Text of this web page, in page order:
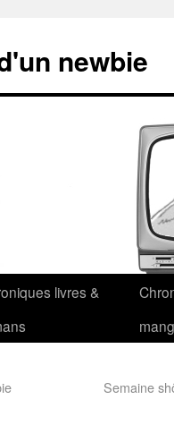
newbie
livres &
Semaine